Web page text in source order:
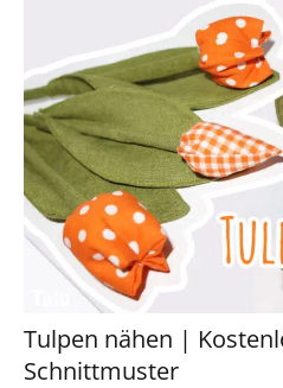
Tulpen nähen |
Schnittmuster